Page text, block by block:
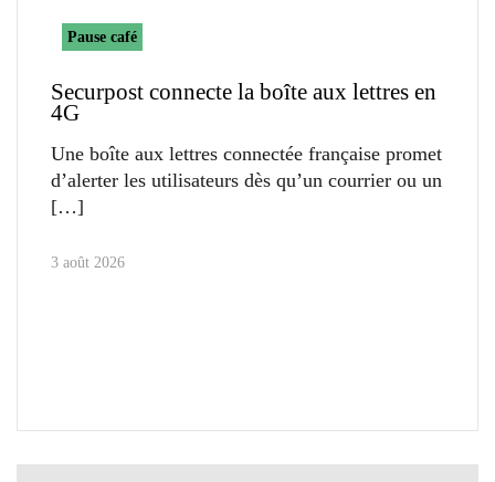
Pause café
Securpost connecte la boîte aux lettres en
4G
Une boîte aux lettres connectée française promet
d’alerter les utilisateurs dès qu’un courrier ou un
3 août 2026